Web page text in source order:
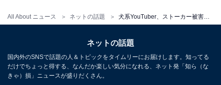
All About ニュース ネットの話題 犬系YouTuber、ストーカー被害を受ける。深夜1時にチャイム鳴らされ「本当にやめて」
ネットの話題
国内外のSNSで話題の人＆トピックをタイムリーにお届けします。知ってる
だけでちょっと得する、なんだか楽しい気分になれる、ネット発「知ら（な
きゃ）損」ニュースが盛りだくさん。